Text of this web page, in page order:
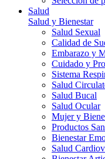
Salud
Salud y Bienestar
Salud Sexual
Calidad de
Embarazo y
Cuidado y
Sistema
Salud
Salud Bucal
Salud Ocular
Mujer y
Productos
Bienestar
Salud